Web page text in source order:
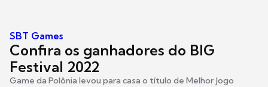
SBT Games
Confira os ganhadores do BIG
Festival 2022
Game da Polônia levou para casa o título de Melhor Jogo